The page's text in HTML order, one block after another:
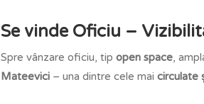
Se vinde Oficiu –
Spre vânzare oficiu, tip open space,
Mateevici – una dintre cele mai circulate